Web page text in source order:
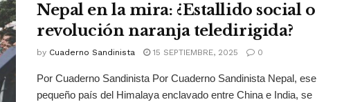
Nepal en la mira: ¿Estallido social o
revolución naranja teledirigida?
by Cuaderno Sandinista 15 SEPTIEMBRE, 2025 0
Por Cuaderno Sandinista Por Cuaderno Sandinista Nepal, ese
pequeño país del Himalaya enclavado entre China e India, se